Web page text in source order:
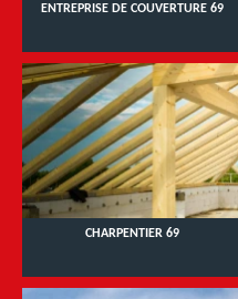
ENTREPRISE DE COUVERTURE 69
CHARPENTIER 69